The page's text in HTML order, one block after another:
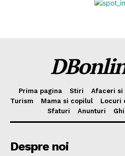
Prima pagina Stiri Afaceri si
Turism
Mama si copilul Locuri
Sfaturi
Anunturi
Despre noi